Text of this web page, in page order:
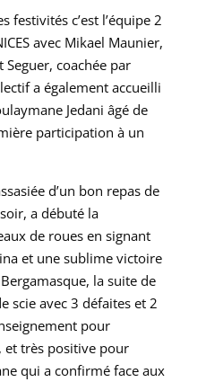
festivités c’est l’équipe 2
avec Mikael Maunier,
Seguer, coachée par
a également accueilli
Jedani âgé de
participation à un
d’un bon repas de
a débuté la
de roues en signant
et une sublime victoire
la suite de
scie avec 3 défaites et 2
pour
et très positive pour
qui a confirmé face aux